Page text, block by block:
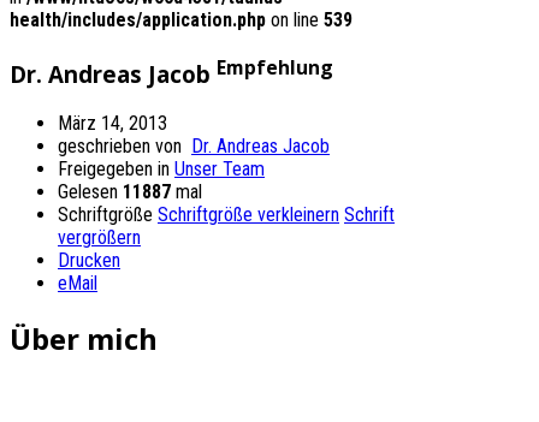
health/includes/application.php on line 539
Dr. Andreas Jacob Empfehlung
März 14, 2013
geschrieben von Dr. Andreas Jacob
Freigegeben in Unser Team
Gelesen 11887 mal
Schriftgröße Schriftgröße verkleinern Schrift
vergrößern
Drucken
eMail
Über mich